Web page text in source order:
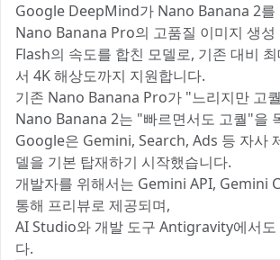
Google DeepMind가 Nano Banana 2를
Nano Banana Pro의 고품질 이미지 생
Flash의 속도를 합친 모델로, 기존 대비
서 4K 해상도까지 지원합니다.
기존 Nano Banana Pro가 "느리지만 고
Nano Banana 2는 "빠르면서도 고퀄"을
Google은 Gemini, Search, Ads 등 자사
델을 기본 탑재하기 시작했습니다.
개발자를 위해서는 Gemini API, Gemini
통해 프리뷰로 제공되며,
AI Studio와 개발 도구 Antigravity에서도
다.